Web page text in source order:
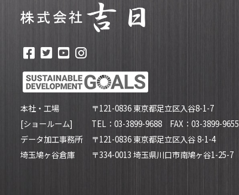
本社・工場
[ショールーム]
〒121-0836 東京都足立区入谷8-1-7
TEL：03-3899-9688 FAX：03-3899-9655
データ加工事務所
〒121-0836 東京都足立区入谷 8-1-4
埼玉鳩ヶ谷倉庫
〒334-0013 埼玉県川口市南鳩ヶ谷1-25-7